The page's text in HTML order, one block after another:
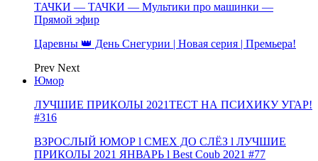
ТАЧКИ — ТАЧКИ — Мультики про машинки —
Прямой эфир
Царевны 👑 День Снегурии | Новая серия | Премьера!
Prev Next
Юмор
ЛУЧШИЕ ПРИКОЛЫ 2021ТЕСТ НА ПСИХИКУ УГАР!
#316
ВЗРОСЛЫЙ ЮМОР l СМЕХ ДО СЛЁЗ l ЛУЧШИЕ
ПРИКОЛЫ 2021 ЯНВАРЬ l Best Coub 2021 #77